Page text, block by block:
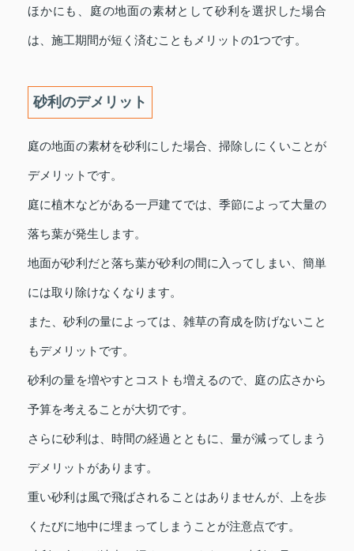
ほかにも、庭の地面の素材として砂利を選択した場合
は、施工期間が短く済むこともメリットの1つです。
砂利のデメリット
庭の地面の素材を砂利にした場合、掃除しにくいことが
デメリットです。
庭に植木などがある一戸建てでは、季節によって大量の
落ち葉が発生します。
地面が砂利だと落ち葉が砂利の間に入ってしまい、簡単
には取り除けなくなります。
また、砂利の量によっては、雑草の育成を防げないこと
もデメリットです。
砂利の量を増やすとコストも増えるので、庭の広さから
予算を考えることが大切です。
さらに砂利は、時間の経過とともに、量が減ってしまう
デメリットがあります。
重い砂利は風で飛ばされることはありませんが、上を歩
くたびに地中に埋まってしまうことが注意点です。